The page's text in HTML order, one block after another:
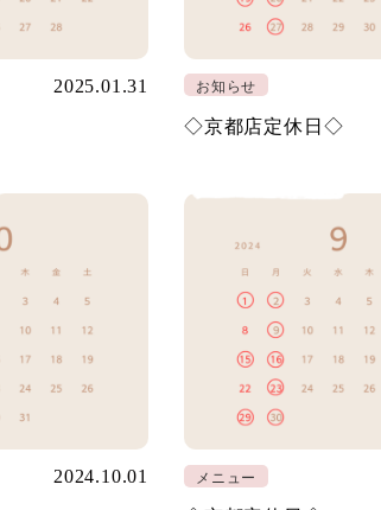
2025.01.31
お知らせ
◇京都店定休日◇
2024.10.01
メニュー